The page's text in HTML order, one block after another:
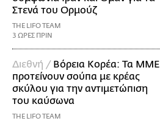
Στενά του Ορμούζ
THE LIFO TEAM
3 ΩΡΕΣ ΠΡΙΝ
Διεθνή / Βόρεια Κορέα: Τα ΜΜΕ
προτείνουν σούπα με κρέας
σκύλου για την αντιμετώπιση
του καύσωνα
THE LIFO TEAM